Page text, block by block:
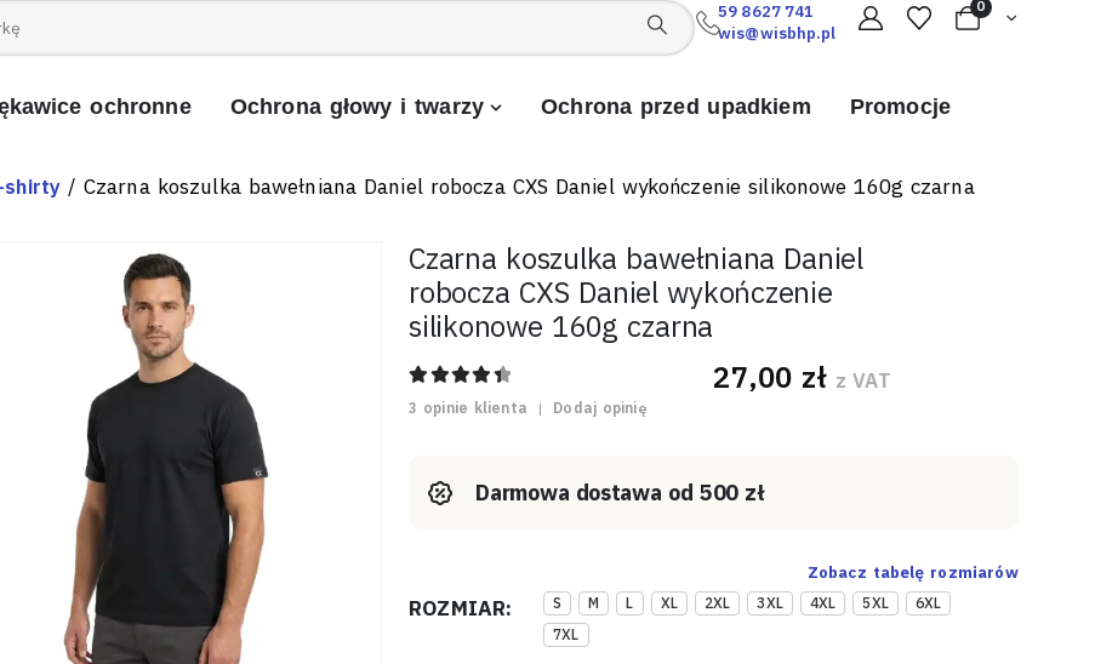
59 8627 741
wis@wisbhp.pl
0
ochronne Ochrona głowy i twarzy Ochrona przed upadkiem Promocje
/ Czarna koszulka bawełniana Daniel robocza CXS Daniel wykończenie silikonowe 160g czarna
Czarna koszulka bawełniana Daniel
robocza CXS Daniel wykończenie
silikonowe 160g czarna
4.50out of 5
3 opinie klienta | Dodaj opinię
27,00 zł z VAT
Darmowa dostawa od 500 zł
Zobacz tabelę rozmiarów
ROZMIAR S M L XL 2XL 3XL 4XL 5XL
6XL
7XL